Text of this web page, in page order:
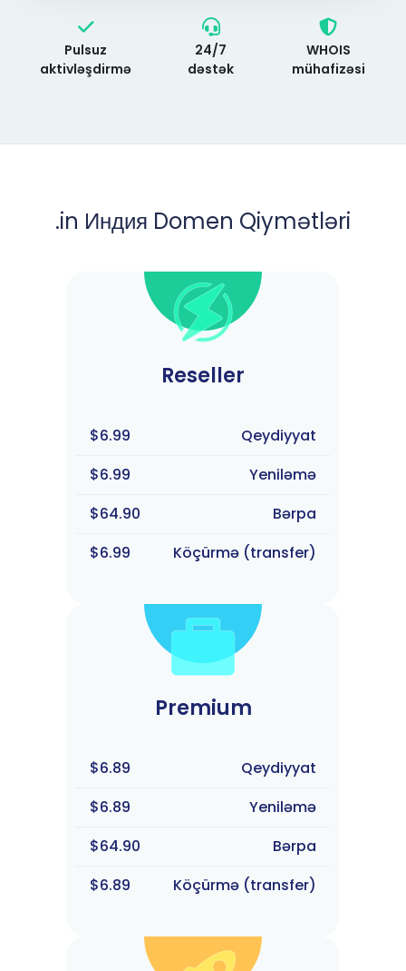
Pulsuz
aktivləşdirmə
24/7
dəstək
WHOIS
mühafizəsi
.in Индия Domen Qiymətləri
Reseller
$6.99
Qeydiyyat
$6.99
Yeniləmə
$64.90
Bərpa
$6.99
Köçürmə (transfer)
Premium
$6.89
Qeydiyyat
$6.89
Yeniləmə
$64.90
Bərpa
$6.89
Köçürmə (transfer)